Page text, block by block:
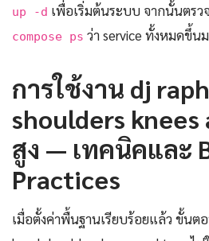
up -d เพื่อเริ่มต้นระบบ จากนั้นตร
compose ps ว่า service ทั้งหมดขึ้น
การใช้งาน dj
shoulders
สูง — เทคนิคและ
Practices
เมื่อตั้งค่าพื้นฐานเรียบร้อยแล้ว ขั้นต